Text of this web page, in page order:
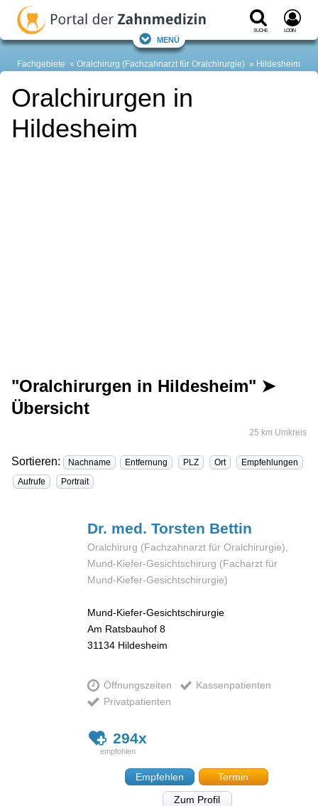
Suche Login
Menü
Fachgebiete Oralchirurg (Fachzahnarzt für Oralchirurgie) Hildesheim
Oralchirurgen in
Hildesheim
"Oralchirurgen in Hildesheim" ➤
Übersicht
25 km Umkreis
Sortieren: Nachname Entfernung PLZ Ort
Empfehlungen
Aufrufe
Portrait
Dr. med. Torsten Bettin
Oralchirurg (Fachzahnarzt für Oralchirurgie),
Mund-Kiefer-Gesichtschirurg (Facharzt für
Mund-Kiefer-Gesichtschirurgie)
Mund-Kiefer-Gesichtschirurgie
Am Ratsbauhof 8
31134 Hildesheim
Öffnungszeiten
Kassenpatienten
Privatpatienten
294x
Empfehlen
Termin
Zum Profil